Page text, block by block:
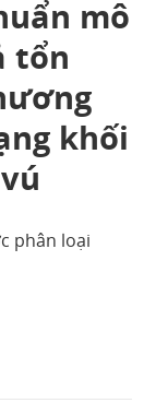
mô
tổn
khối
phân loại